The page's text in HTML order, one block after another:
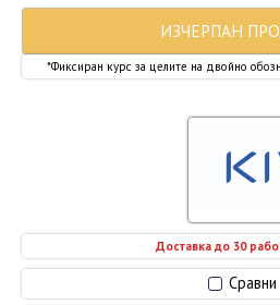
Сравни
Доставка до 30
*Фиксиран курс за целите на двойно
ИЗЧЕРПАН